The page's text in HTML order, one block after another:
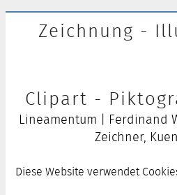
Zeichnung -
Clipart -
Lineamentum | Ferdinand
Zeichner,
Diese Website verwendet